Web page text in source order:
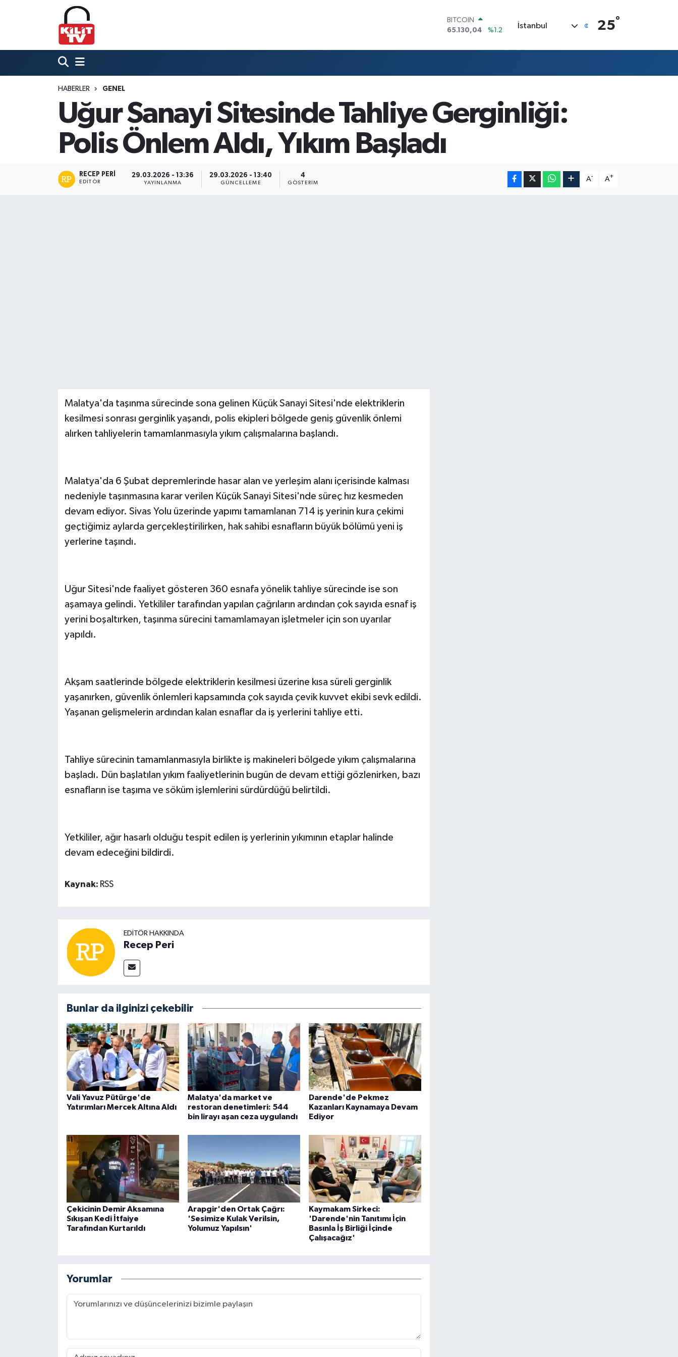
BITCOIN
65.130,04
%1.2
47,7436
%0.18
GRAM ALTIN
6648.99
%2.59
BİST100
İstanbul 25°
HABERLER GENEL
Uğur Sanayi Sitesinde Tahliye Gerginliği:
Polis Önlem Aldı, Yıkım Başladı
RECEP PERI
EDITÖR
29.03.2026 - 13:36
YAYINLANMA
29.03.2026 - 13:40
GÜNCELLEME
4
GÖSTERIM
A- A+
Malatya'da taşınma sürecinde sona gelinen Küçük Sanayi Sitesi'nde elektriklerin
kesilmesi sonrası gerginlik yaşandı, polis ekipleri bölgede geniş güvenlik önlemi
alırken tahliyelerin tamamlanmasıyla yıkım çalışmalarına başlandı.
Malatya'da 6 Şubat depremlerinde hasar alan ve yerleşim alanı içerisinde kalması
nedeniyle taşınmasına karar verilen Küçük Sanayi Sitesi'nde süreç hız kesmeden
devam ediyor. Sivas Yolu üzerinde yapımı tamamlanan 714 iş yerinin kura çekimi
geçtiğimiz aylarda gerçekleştirilirken, hak sahibi esnafların büyük bölümü yeni iş
yerlerine taşındı.
Uğur Sitesi'nde faaliyet gösteren 360 esnafa yönelik tahliye sürecinde ise son
aşamaya gelindi. Yetkililer tarafından yapılan çağrıların ardından çok sayıda esnaf iş
yerini boşaltırken, taşınma sürecini tamamlamayan işletmeler için son uyarılar
yapıldı.
Akşam saatlerinde bölgede elektriklerin kesilmesi üzerine kısa süreli gerginlik
yaşanırken, güvenlik önlemleri kapsamında çok sayıda çevik kuvvet ekibi sevk edildi.
Yaşanan gelişmelerin ardından kalan esnaflar da iş yerlerini tahliye etti.
Tahliye sürecinin tamamlanmasıyla birlikte iş makineleri bölgede yıkım çalışmalarına
başladı. Dün başlatılan yıkım faaliyetlerinin bugün de devam ettiği gözlenirken, bazı
esnafların ise taşıma ve söküm işlemlerini sürdürdüğü belirtildi.
Yetkililer, ağır hasarlı olduğu tespit edilen iş yerlerinin yıkımının etaplar halinde
devam edeceğini bildirdi.
Kaynak: RSS
EDITÖR HAKKINDA
Recep Peri
Bunlar da ilginizi çekebilir
Vali Yavuz Pütürge'de
Yatırımları Mercek Altına Aldı
Malatya'da market ve
restoran denetimleri: 544
bin lirayı aşan ceza uygulandı
Darende'de Pekmez
Kazanları Kaynamaya Devam
Ediyor
Çekicinin Demir Aksamına
Sıkışan Kedi İtfaiye
Tarafından Kurtarıldı
Arapgir'den Ortak Çağrı:
'Sesimize Kulak Verilsin,
Yolumuz Yapılsın'
Kaymakam Sirkeci:
'Darende'nin Tanıtımı İçin
Basınla İş Birliği İçinde
Çalışacağız'
Yorumlar
Hava Durumu
Trafik Durumu
Süper Lig Puan Durumu ve Fikstür
Tüm Manşetler
Son Dakika Haberleri